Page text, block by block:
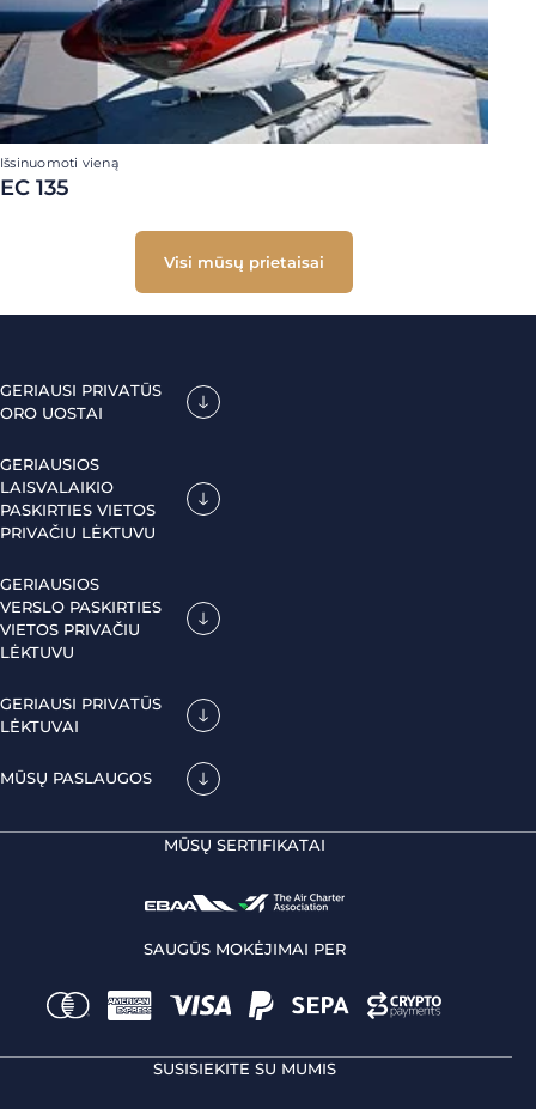
Išsinuomoti vieną
EC 135
Visi mūsų prietaisai
GERIAUSI PRIVATŪS
ORO UOSTAI
GERIAUSIOS
LAISVALAIKIO
PASKIRTIES VIETOS
PRIVAČIU LĖKTUVU
GERIAUSIOS
VERSLO PASKIRTIES
VIETOS PRIVAČIU
LĖKTUVU
GERIAUSI PRIVATŪS
LĖKTUVAI
MŪSŲ PASLAUGOS
MŪSŲ SERTIFIKATAI
SAUGŪS MOKĖJIMAI PER
SUSISIEKITE SU MUMIS